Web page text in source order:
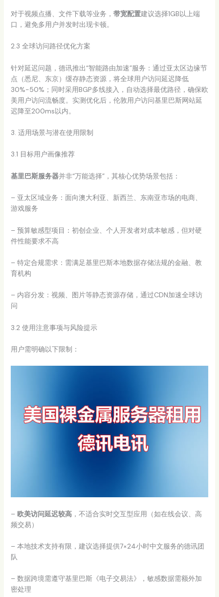
对于视频点播、文件下载等业务， 带宽配置建议选择1GB以上端
口，避免多用户并发时出现卡顿。
2.3 全球访问路径优化方案
针对延迟问题，德讯推出“智能路由加速”服务：通过亚太区边缘节
点（悉尼、东京）缓存静态资源，将全球用户访问延迟降低
30%-50%；同时采用BGP多线接入，自动选择最优路径，确保欧
美用户访问流畅度。实测优化后，伦敦用户访问基里巴斯网站延
迟降至200ms以内。
3. 适用场景与潜在使用限制
3.1 目标用户画像推荐
基里巴斯服务器并非“万能选择”，其核心优势场景包括：
– 亚太区域业务：面向澳大利亚、新西兰、东南亚市场的电商、
游戏服务
– 预算敏感型项目：初创企业、个人开发者对成本敏感，但对硬
件性能要求不高
– 特定合规需求：需满足基里巴斯本地数据存储法规的金融、教
育机构
– 内容分发：视频、图片等静态资源存储，通过CDN加速全球访
问
3.2 使用注意事项与风险提示
用户需明确以下限制：
– 欧美访问延迟较高，不适合实时交互型应用（如在线会议、高
频交易）
– 本地技术支持有限，建议选择提供7×24小时中文服务的德讯团
队
– 数据跨境需遵守基里巴斯《电子交易法》，敏感数据需额外加
密处理